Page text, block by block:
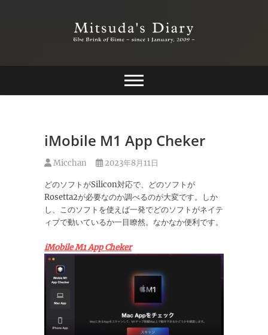
Mitsuda's Diary
iMobile M1 App Cheker
Micchan 2023年8月11日
どのソフトがSilicon対応で、どのソフトが
Rosetta2が必要なのか調べるのが大変です。しか
し、このソフトを使えば一発でどのソフトがネイテ
ィブで動いているか一目瞭然。なかなか便利です。
iMobile M1 App Cheker